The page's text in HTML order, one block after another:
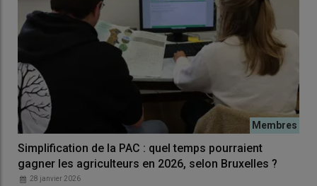
Simplification de la PAC : quel temps pourraient
gagner les agriculteurs en 2026, selon Bruxelles ?
28 janvier 2026